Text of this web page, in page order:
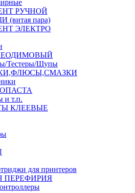
РУЧНОЙ
(витая пара)
ЭЛЕКТРО
Тестеры/Щупы
и т.п.
КЛЕЕВЫЕ
для принтеров
ПЕРЕФИРИЯ